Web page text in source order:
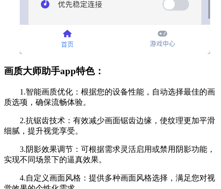
画质大师助手app特色：
1.智能画质优化：根据您的设备性能，自动选择最佳的画
质选项，确保流畅体验。
2.抗锯齿技术：有效减少画面锯齿边缘，使纹理更加平滑
细腻，提升视觉享受。
3.阴影效果调节：可根据需求灵活启用或禁用阴影功能，
实现不同场景下的逼真效果。
4.自定义画面风格：提供多种画面风格选择，满足您对视